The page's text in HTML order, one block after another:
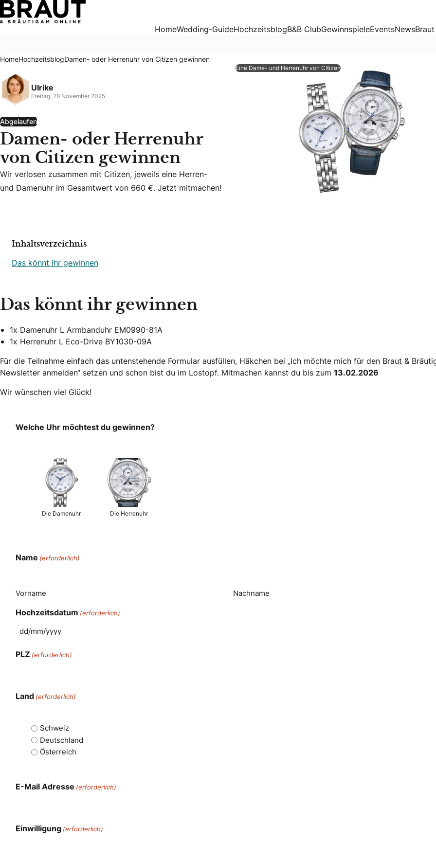
Damen- oder Herrenuhr von Citizen gewinnen
HomeWedding-GuideHochzeitsblogB&B ClubGewinnspieleEventsNews
HomeHochzeitsblogDamen- oder Herrenuhr von Citizen gewinnen
Ulrike
Freitag, 28 November 2025
Abgelaufen
Damen- oder Herrenuhr
von Citizen gewinnen
Wir verlosen zusammen mit Citizen, jeweils eine Herren- und Damenuhr im Gesamtwert von 660 €. Jetzt mitmachen!
Wir verlosen zusammen mit Citizen, jeweils eine Herren-
und Damenuhr im Gesamtwert von 660 €. Jetzt mitmachen!
Eine Dame- und Herrenuhr von Citizen
Inhaltsverzeichnis
Das könnt ihr gewinnen
Das könnt ihr gewinnen
1x Damenuhr L Armbanduhr EM0990-81A
1x Herrenuhr L Eco-Drive BY1030-09A
Für die Teilnahme einfach das untenstehende Formular ausfüllen, Häkchen bei „Ich möchte mich für den Braut &
Newsletter anmelden“ setzen und schon bist du im Lostopf. Mitmachen kannst du bis zum 13.02.2026
Wir wünschen viel Glück!
Welche Uhr möchtest du gewinnen?
Die Damenuhr Die Herrenuhr
Name (erforderlich)
Vorname Nachname
Hochzeitsdatum (erforderlich)
PLZ (erforderlich)
Land (erforderlich)
Schweiz
Deutschland
Österreich
E-Mail Adresse (erforderlich)
Einwilligung (erforderlich)